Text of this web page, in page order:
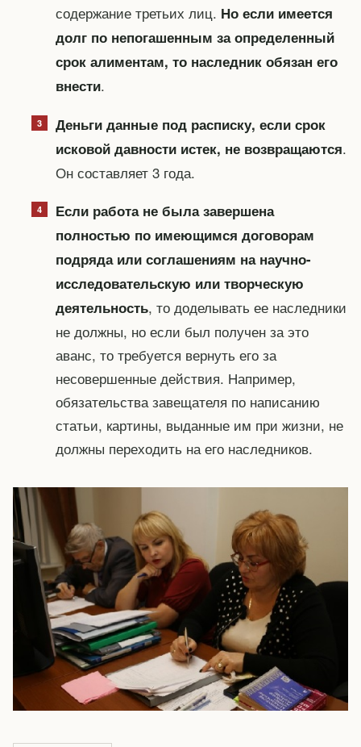
содержание третьих лиц. Но если имеется
долг по непогашенным за определенный
срок алиментам, то наследник обязан его
внести.
Деньги данные под расписку, если срок
исковой давности истек, не возвращаются.
Он составляет 3 года.
Если работа не была завершена
полностью по имеющимся договорам
подряда или соглашениям на научно-
исследовательскую или творческую
деятельность, то доделывать ее наследники
не должны, но если был получен за это
аванс, то требуется вернуть его за
несовершенные действия. Например,
обязательства завещателя по написанию
статьи, картины, выданные им при жизни, не
должны переходить на его наследников.